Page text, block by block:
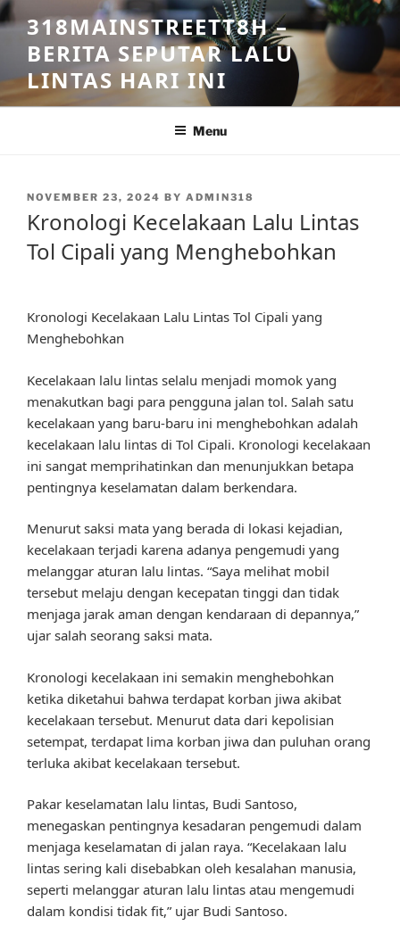
Skip
to
content
318MAINSTREETT8H –
BERITA SEPUTAR LALU
LINTAS HARI INI
Menu
POSTED
NOVEMBER 23, 2024 BY ADMIN318
Kronologi Kecelakaan Lalu Lintas
Tol Cipali yang Menghebohkan
Kronologi Kecelakaan Lalu Lintas Tol Cipali yang
Menghebohkan
Kecelakaan lalu lintas selalu menjadi momok yang
menakutkan bagi para pengguna jalan tol. Salah satu
kecelakaan yang baru-baru ini menghebohkan adalah
kecelakaan lalu lintas di Tol Cipali. Kronologi kecelakaan
ini sangat memprihatinkan dan menunjukkan betapa
pentingnya keselamatan dalam berkendara.
Menurut saksi mata yang berada di lokasi kejadian,
kecelakaan terjadi karena adanya pengemudi yang
melanggar aturan lalu lintas. “Saya melihat mobil
tersebut melaju dengan kecepatan tinggi dan tidak
menjaga jarak aman dengan kendaraan di depannya,”
ujar salah seorang saksi mata.
Kronologi kecelakaan ini semakin menghebohkan
ketika diketahui bahwa terdapat korban jiwa akibat
kecelakaan tersebut. Menurut data dari kepolisian
setempat, terdapat lima korban jiwa dan puluhan orang
terluka akibat kecelakaan tersebut.
Pakar keselamatan lalu lintas, Budi Santoso,
menegaskan pentingnya kesadaran pengemudi dalam
menjaga keselamatan di jalan raya. “Kecelakaan lalu
lintas sering kali disebabkan oleh kesalahan manusia,
seperti melanggar aturan lalu lintas atau mengemudi
dalam kondisi tidak fit,” ujar Budi Santoso.